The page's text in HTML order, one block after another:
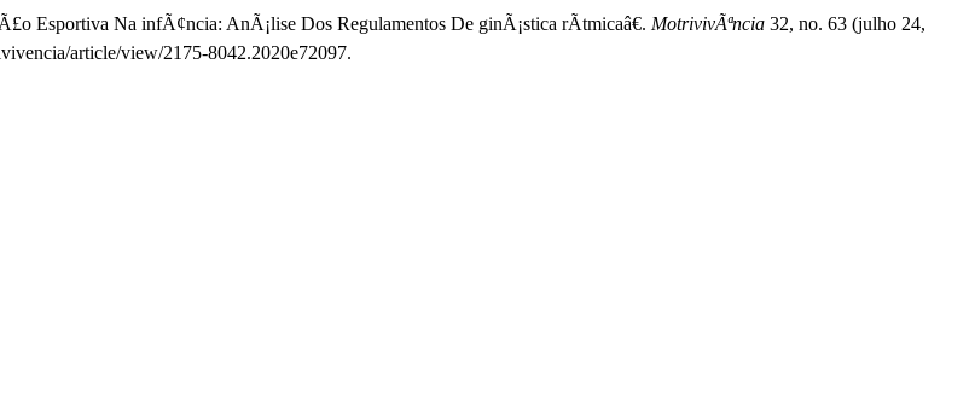
Esportiva Na infÃ¢ncia: AnÃ¡lise Dos Regulamentos De ginÃ¡stica rÃ­tmicaâ€. MotrivivÃªncia 32, no. 63 (julho 24,
article/view/2175-8042.2020e72097.